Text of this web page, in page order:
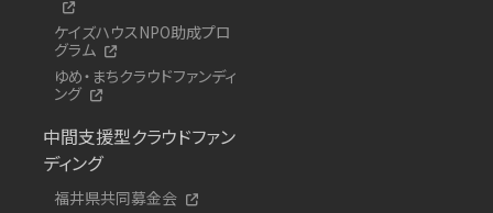
ケイズハウスNPO助成プロ
グラム
ゆめ・まちクラウドファンディ
ング
中間支援型クラウドファン
ディング
福井県共同募金会